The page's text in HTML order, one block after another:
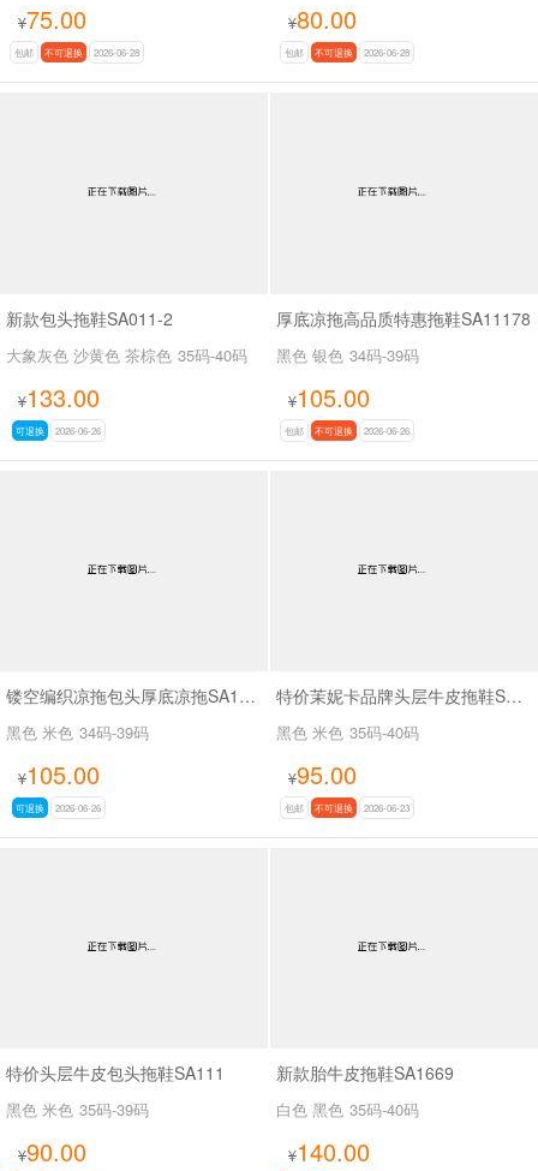
¥75.00
包邮 不可退换 2026-06-28
¥80.00
包邮 不可退换 2026-06-28
新款包头拖鞋SA011-2
大象灰色 沙黄色 茶棕色 35码-40码
¥133.00
可退换 2026-06-26
厚底凉拖高品质特惠拖鞋SA11178
黑色 银色 34码-39码
¥105.00
包邮 不可退换 2026-06-26
镂空编织凉拖包头厚底凉拖SA11175
黑色 米色 34码-39码
¥105.00
可退换 2026-06-26
特价茉妮卡品牌头层牛皮拖鞋SA111
黑色 米色 35码-40码
¥95.00
包邮 不可退换 2026-06-23
特价头层牛皮包头拖鞋SA111
黑色 米色 35码-39码
¥90.00
新款胎牛皮拖鞋SA1669
白色 黑色 35码-40码
¥140.00